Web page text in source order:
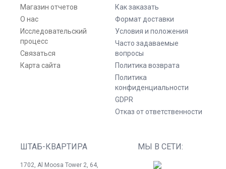
Магазин отчетов
О нас
Исследовательский
процесс
Связаться
Карта сайта
Как заказать
Формат доставки
Условия и положения
Часто задаваемые
вопросы
Политика возврата
Политика
конфиденциальности
GDPR
Отказ от ответственности
ШТАБ-КВАРТИРА
1702, Al Moosa Tower 2, 64,
МЫ В СЕТИ: